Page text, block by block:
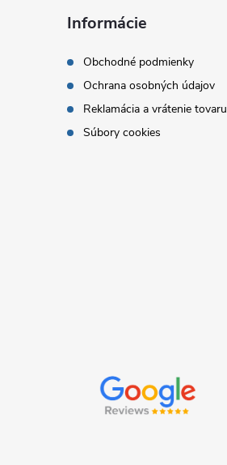
Informácie
Obchodné podmienky
Ochrana osobných údajov
Reklamácia a vrátenie tovaru
Súbory cookies